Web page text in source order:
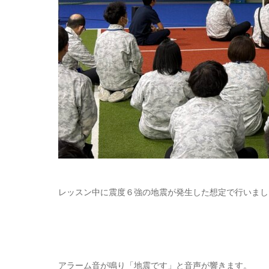
レッスン中に震度６強の地震が発生した想定で行いま
アラーム音が鳴り「地震です」と音声が響きます。